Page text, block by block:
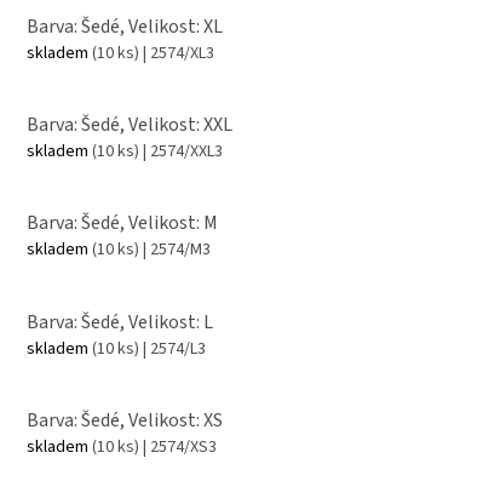
Barva: Šedé, Velikost: XL
skladem (10 ks) | 2574/XL3
Barva: Šedé, Velikost: XXL
skladem (10 ks) | 2574/XXL3
Barva: Šedé, Velikost: M
skladem (10 ks) | 2574/M3
Barva: Šedé, Velikost: L
skladem (10 ks) | 2574/L3
Barva: Šedé, Velikost: XS
skladem (10 ks) | 2574/XS3